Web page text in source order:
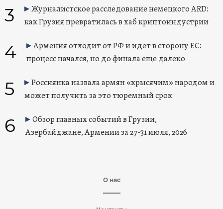
3
Журналистское расследование немецкого ARD:
как Грузия превратилась в хаб криптоиндустрии
4
Армения отходит от РФ и идет в сторону ЕС:
процесс начался, но до финала еще далеко
5
Россиянка назвала армян «крысячим» народом и
может получить за это тюремный срок
6
Обзор главных событий в Грузии,
Азербайджане, Армении за 27-31 июля, 2026
О нас